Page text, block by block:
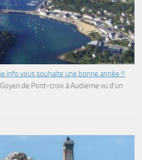
info vous souhaite une bonne année !!
de Pont-croix à Audierne vu d’un